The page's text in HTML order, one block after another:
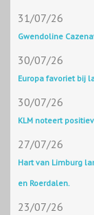
31/07/26
Gwendoline
30/07/26
Europa favoriet bij
30/07/26
KLM noteert
27/07/26
Hart van Limburg
en Roerdalen.
23/07/26